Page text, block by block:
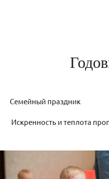
Семейный праздник
Искренность и теплота